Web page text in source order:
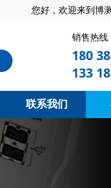
您好，欢迎来到博
销售热线
180
133
联系我们